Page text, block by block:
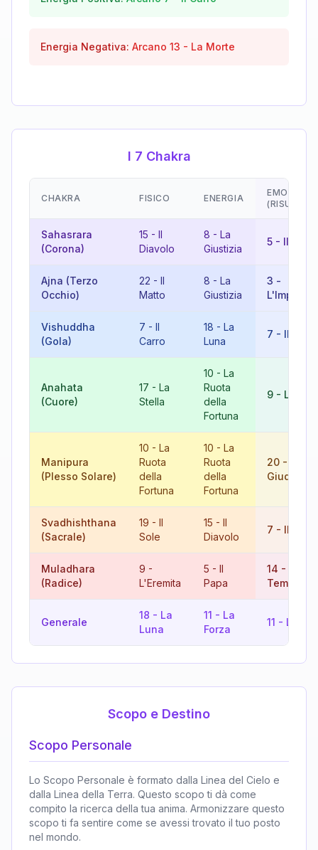
Energia Negativa: Arcano 13 - La Morte
I 7 Chakra
CHAKRA FISICO ENERGIA
EMOZIONI
Sahasrara
(Corona)
15 - Il
Diavolo
8 - La
Giustizia
5 - Il Papa
Ajna (Terzo
Occhio)
22 - Il
Matto
8 - La
Giustizia
3 -
Vishuddha
(Gola)
7 - Il
Carro
18 - La
Luna
7 - Il
Anahata
(Cuore)
17 - La
Stella
10 - La
Ruota
della
Fortuna
9 -
Manipura
(Plesso Solare)
10 - La
Ruota
della
Fortuna
10 - La
Ruota
della
Fortuna
20 -
Giudizio
Svadhishthana
(Sacrale)
19 - Il
Sole
15 - Il
Diavolo
7 - Il
Muladhara
(Radice)
9 -
L'Eremita
5 - Il
Papa
14 -
Generale
18 - La
Luna
11 - La
Forza
11 - La
Scopo e Destino
Scopo Personale
Lo Scopo Personale è formato dalla Linea del Cielo e
dalla Linea della Terra. Questo scopo ti dà come
compito la ricerca della tua anima. Armonizzare questo
scopo ti fa sentire come se avessi trovato il tuo posto
nel mondo.